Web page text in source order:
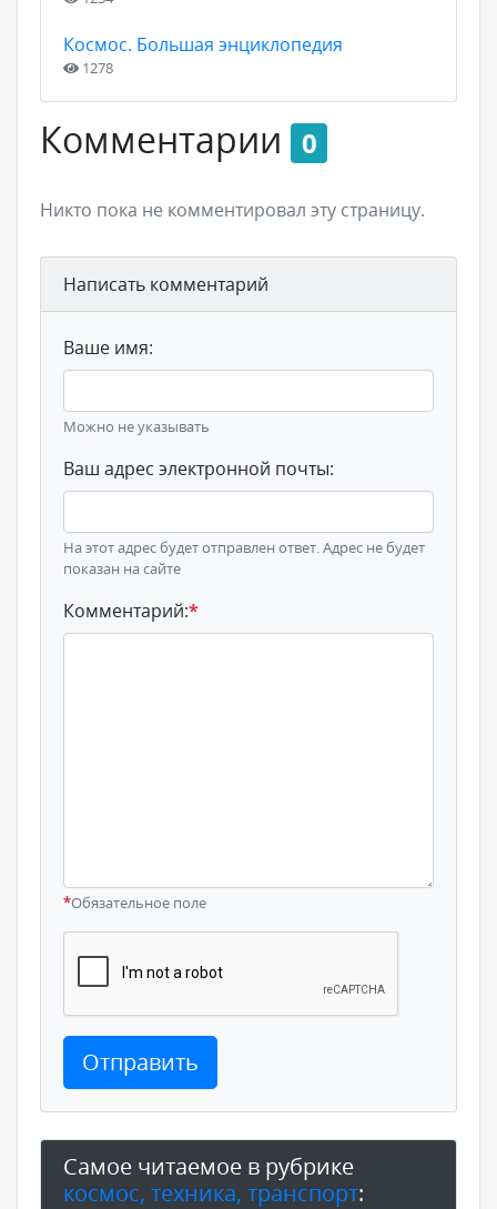
Космос. Большая энциклопедия
1278
Комментарии 0
Никто пока не комментировал эту страницу.
Написать комментарий
Ваше имя:
Можно не указывать
Ваш адрес электронной почты:
На этот адрес будет отправлен ответ. Адрес не будет
показан на сайте
Комментарий:*
*Обязательное поле
Отправить
Самое читаемое в рубрике
космос, техника, транспорт: